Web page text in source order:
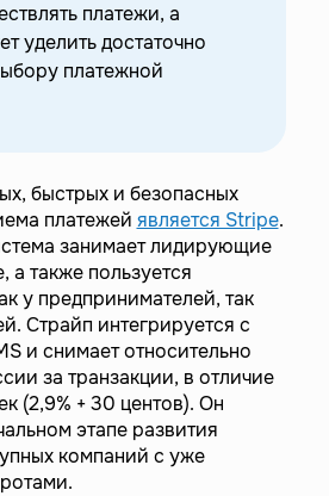
платежи, а
уделить достаточно
платежной
быстрых и безопасных
платежей является Stripe.
занимает лидирующие
а также пользуется
у предпринимателей, так
Страйп интегрируется с
и снимает относительно
за транзакции, в отличие
(2,9% + 30 центов). Он
этапе развития
компаний с уже